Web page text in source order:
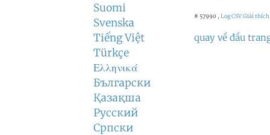
Suomi
Svenska
Tiếng Việt
Türkçe
Ελληνικά
Български
Қазақша
Русский
Српски
# 57990 , Log CSVGiải thích
quay về đầu